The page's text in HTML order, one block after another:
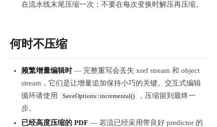
在流水线末尾压缩一次；不要在每次变换时解压再压缩。
何时不压缩
频繁增量编辑时— 完整重写会丢失 xref stream 和 object
stream，它们是让增量追加保持小巧的关键。交互式编辑
循环请使用
SaveOptions::incremental()
，压缩留到最终一
步。
已经高度压缩的 PDF — 若流已经采用带良好 predictor 的